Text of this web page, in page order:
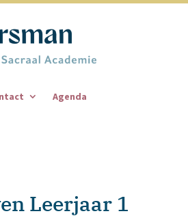
Agenda
Leerjaar 1